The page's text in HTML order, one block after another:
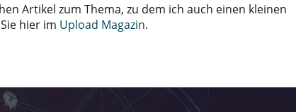
Artikel zum Thema, zu dem ich auch einen kleinen
hier im Upload Magazin.